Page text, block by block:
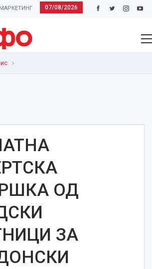
07/08/2026
МАРКЕТИНГ
ОД
ЗА